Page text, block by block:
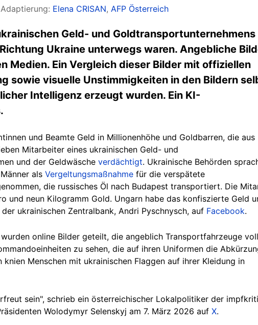
Elena CRISAN, AFP Österreich
Geld- und Goldtransportunternehmens
Ukraine unterwegs waren. Angebliche
Medien. Ein Vergleich dieser Bilder mit offiziellen
sowie visuelle Unstimmigkeiten in den Bildern
Intelligenz erzeugt wurden. Ein KI-
und Beamte Geld in Millionenhöhe und Goldbarren, die aus
Mitarbeiter eines ukrainischen Geld- und
und der Geldwäsche verdächtigt. Ukrainische Behörden
als Vergeltungsmaßnahme für die verspätete
die russisches Öl nach Budapest transportiert. Die
und neun Kilogramm Gold. Ungarn habe das konfiszierte Geld
ukrainischen Zentralbank, Andri Pyschnysch, auf Facebook.
online Bilder geteilt, die angeblich Transportfahrzeuge
zu sehen, die auf ihren Uniformen die
knien Menschen mit ukrainischen Flaggen auf ihrer Kleidung in
sein", schrieb ein österreichischer Lokalpolitiker der
Wolodymyr Selenskyj am 7. März 2026 auf X.